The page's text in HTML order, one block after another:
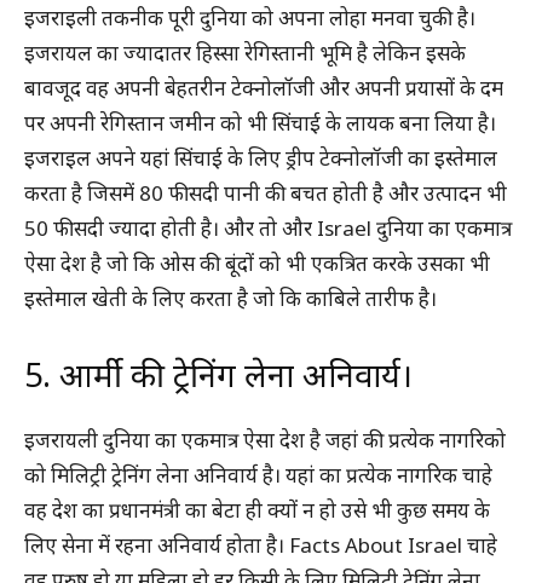
इजराइली तकनीक पूरी दुनिया को अपना लोहा मनवा चुकी है।
इजरायल का ज्यादातर हिस्सा रेगिस्तानी भूमि है लेकिन इसके
बावजूद वह अपनी बेहतरीन टेक्नोलॉजी और अपनी प्रयासों के दम
पर अपनी रेगिस्तान जमीन को भी सिंचाई के लायक बना लिया है।
इजराइल अपने यहां सिंचाई के लिए ड्रीप टेक्नोलॉजी का इस्तेमाल
करता है जिसमें 80 फीसदी पानी की बचत होती है और उत्पादन भी
50 फीसदी ज्यादा होती है। और तो और Israel दुनिया का एकमात्र
ऐसा देश है जो कि ओस की बूंदों को भी एकत्रित करके उसका भी
इस्तेमाल खेती के लिए करता है जो कि काबिले तारीफ है।
5. आर्मी की ट्रेनिंग लेना अनिवार्य।
इजरायली दुनिया का एकमात्र ऐसा देश है जहां की प्रत्येक नागरिको
को मिलिट्री ट्रेनिंग लेना अनिवार्य है। यहां का प्रत्येक नागरिक चाहे
वह देश का प्रधानमंत्री का बेटा ही क्यों न हो उसे भी कुछ समय के
लिए सेना में रहना अनिवार्य होता है। Facts About Israel चाहे